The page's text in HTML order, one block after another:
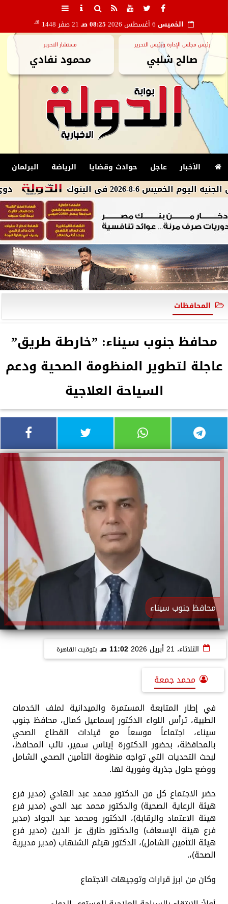
الخميس 08:25 صـ 21 صفر 1448 هـ
رئيس مجلس الإدارة ورئيس التحرير
صالح شلبي
مستشار التحرير
محمود نفادي
الأخبار عاجل حوادث وقضايا الرياضة البرلمان
دوي 8-2026 فى البنوك
المحافظات
محافظ جنوب سيناء: ”خارطة طريق”
عاجلة لتطوير المنظومة الصحية ودعم
السياحة العلاجية
محافظ جنوب سيناء
الثلاثاء، 21 أبريل 2026 11:02 صـ بتوقيت القاهرة
محمد جمعة
في إطار المتابعة المستمرة والميدانية لملف الخدمات
الطبية، ترأس اللواء الدكتور إسماعيل كمال، محافظ جنوب
سيناء، اجتماعاً موسعاً مع قيادات القطاع الصحي
بالمحافظة، بحضور الدكتورة إيناس سمير، نائب المحافظ،
لبحث التحديات التي تواجه منظومة التأمين الصحي الشامل
ووضع حلول جذرية وفورية لها.
حضر الاجتماع كل من الدكتور محمد عبد الهادي (مدير فرع
هيئة الرعاية الصحية) والدكتور محمد عبد الحي (مدير فرع
هيئة الاعتماد والرقابة)، الدكتور ومحمد عبد الجواد (مدير
فرع هيئة الإسعاف) والدكتور طارق عز الدين (مدير فرع
هيئة التأمين الشامل)، الدكتور هيثم الشنهاب (مدير مديرية
الصحة)،.
وكان من ابرز قرارات وتوجيهات الاجتماع